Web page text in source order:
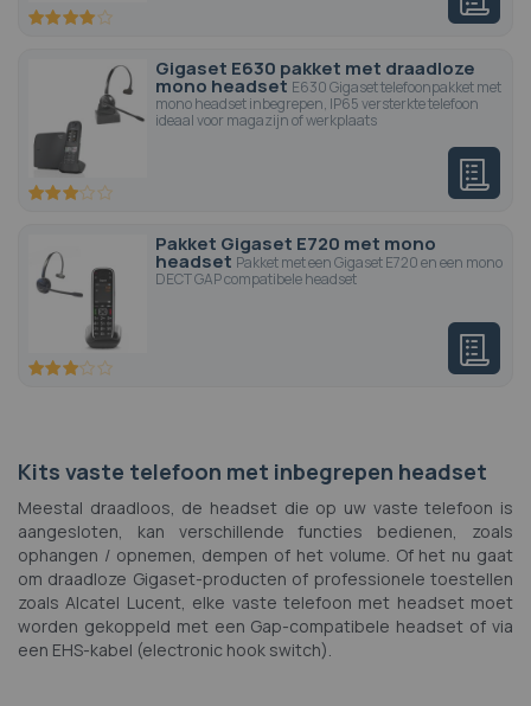
80 100
Gigaset E630 pakket met draadloze
mono headset E630 Gigaset telefoonpakket met
mono headset inbegrepen, IP65 versterkte telefoon
ideaal voor magazijn of werkplaats
60 100
Pakket Gigaset E720 met mono
headset Pakket met een Gigaset E720 en een mono
DECT GAP compatibele headset
60 100
Kits vaste telefoon met inbegrepen headset
Meestal draadloos, de headset die op uw vaste telefoon is
aangesloten, kan verschillende functies bedienen, zoals
ophangen / opnemen, dempen of het volume. Of het nu gaat
om draadloze Gigaset-producten of professionele toestellen
zoals Alcatel Lucent, elke vaste telefoon met headset moet
worden gekoppeld met een Gap-compatibele headset of via
een EHS-kabel (electronic hook switch).